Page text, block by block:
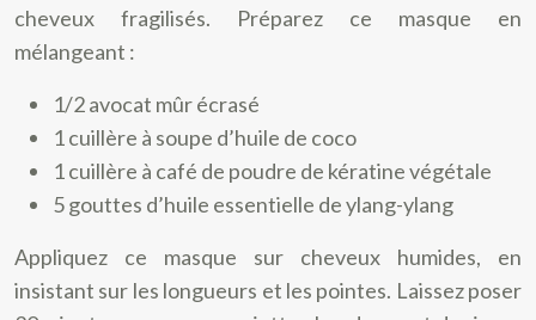
cheveux fragilisés. Préparez ce masque en
mélangeant :
1/2 avocat mûr écrasé
1 cuillère à soupe d’huile de coco
1 cuillère à café de poudre de kératine végétale
5 gouttes d’huile essentielle de ylang-ylang
Appliquez ce masque sur cheveux humides, en
insistant sur les longueurs et les pointes. Laissez poser